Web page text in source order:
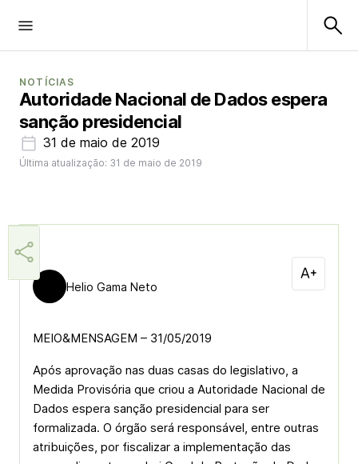
NOTÍCIAS
Autoridade Nacional de Dados espera
sanção presidencial
31 de maio de 2019
Última atualização: 31 de maio de 2019
Helio Gama Neto
MEIO&MENSAGEM – 31/05/2019
Após aprovação nas duas casas do legislativo, a
Medida Provisória que criou a Autoridade Nacional de
Dados espera sanção presidencial para ser
formalizada. O órgão será responsável, entre outras
atribuições, por fiscalizar a implementação das